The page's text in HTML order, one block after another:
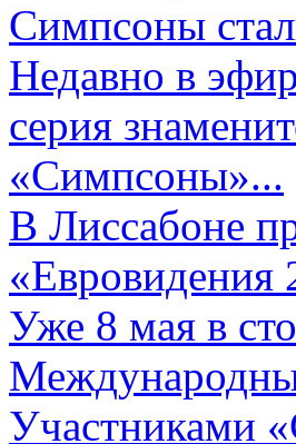
Симпсоны
Недавно в
серия
«Симпсоны»...
В Лиссабоне
«Евровидения
Уже 8 мая в
Участниками